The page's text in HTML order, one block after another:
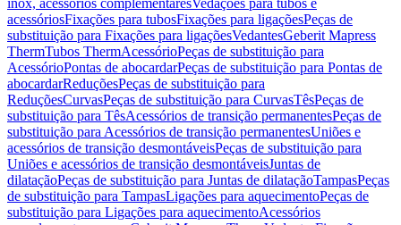
inox, acessórios complementaresVedações para tubos e
acessóriosFixações para tubosFixações para ligaçõesPeças de
substituição para Fixações para ligaçõesVedantesGeberit Mapress
ThermTubos ThermAcessórioPeças de substituição para
AcessórioPontas de abocardarPeças de substituição para Pontas de
abocardarReduçõesPeças de substituição para
ReduçõesCurvasPeças de substituição para CurvasTêsPeças de
substituição para TêsAcessórios de transição permanentesPeças de
substituição para Acessórios de transição permanentesUniões e
acessórios de transição desmontáveisPeças de substituição para
Uniões e acessórios de transição desmontáveisJuntas de
dilataçãoPeças de substituição para Juntas de dilataçãoTampasPeças
de substituição para TampasLigações para aquecimentoPeças de
substituição para Ligações para aquecimentoAcessórios